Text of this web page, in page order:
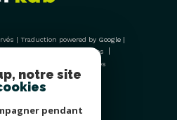
| Traduction powered by Google |
Mentions légales
Cookies
notre site
pendant